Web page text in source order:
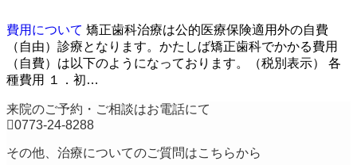
費用について 矯正歯科治療は公的医療保険適用外の自費
（自由）診療となります。かたしば矯正歯科でかかる費用
（自費）は以下のようになっております。（税別表示） 各
種費用 １．初…
来院のご予約・ご相談はお電話にて
0773-24-8288
その他、治療についてのご質問はこちらから